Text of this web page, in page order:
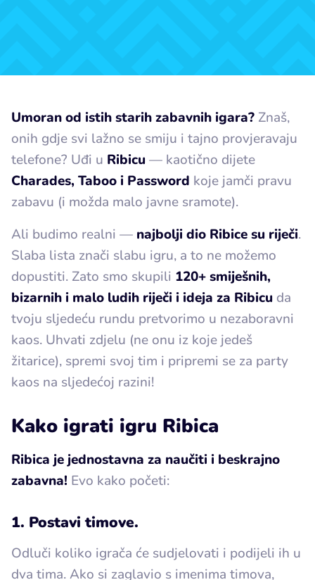
Umoran od istih starih zabavnih igara? Znaš,
onih gdje svi lažno se smiju i tajno provjeravaju
telefone? Uđi u Ribicu— kaotično dijete
Charades, Taboo i Password koje jamči pravu
zabavu (i možda malo javne sramote).
Ali budimo realni — najbolji dio Ribice su riječi.
Slaba lista znači slabu igru, a to ne možemo
dopustiti. Zato smo skupili 120+ smiješnih,
bizarnih i malo ludih riječi i ideja za Ribicu da
tvoju sljedeću rundu pretvorimo u nezaboravni
kaos. Uhvati zdjelu (ne onu iz koje jedeš
žitarice), spremi svoj tim i pripremi se za party
kaos na sljedećoj razini!
Kako igrati igru Ribica
Ribica je jednostavna za naučiti i beskrajno
zabavna! Evo kako početi:
1. Postavi timove.
Odluči koliko igrača će sudjelovati i podijeli ih u
dva tima. Ako si zaglavio s imenima timova,